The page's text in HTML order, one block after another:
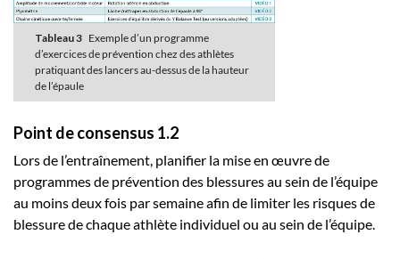
Tableau 3 Exemple d’un programme
d’exercices de prévention chez des athlètes
pratiquant des lancers au-dessus de la hauteur
de l’épaule
Point de consensus 1.2
Lors de l’entraînement, planifier la mise en œuvre de
programmes de prévention des blessures au sein de l’équipe
au moins deux fois par semaine afin de limiter les risques de
blessure de chaque athlète individuel ou au sein de l’équipe.